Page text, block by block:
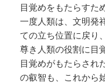
目覚めをもたらすた
一度人類は、文明発
ての立ち位置に戻り
尊き人類の役割に目
目覚めがもたらされ
の叡智も、これから